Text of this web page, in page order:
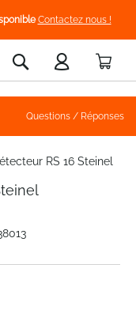
Contactez nous !
Rechercher
RS 16 Steinel
Questions / Réponses